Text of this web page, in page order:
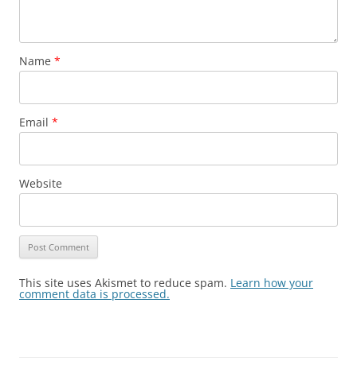
Name *
Email *
Website
This site uses Akismet to reduce spam. Learn how your
comment data is processed.